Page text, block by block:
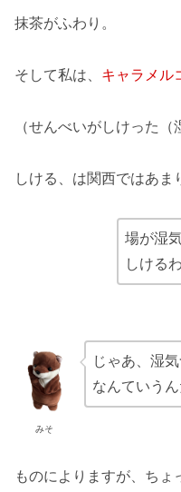
抹茶がふわり。
そして私は、 キャラメル
（せんべいがしけった
しける、は関西ではあま
場が湿
しける
みそ
じゃあ、湿
なんていうん
ものによりますが、ち